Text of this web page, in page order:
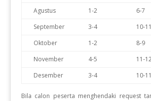
Agustus
1-2 6-7
September
3-4 10-11
Oktober
1-2 8-9
November
4-5 11-
Desember
3-4 10-11
Bila calon peserta menghendaki request